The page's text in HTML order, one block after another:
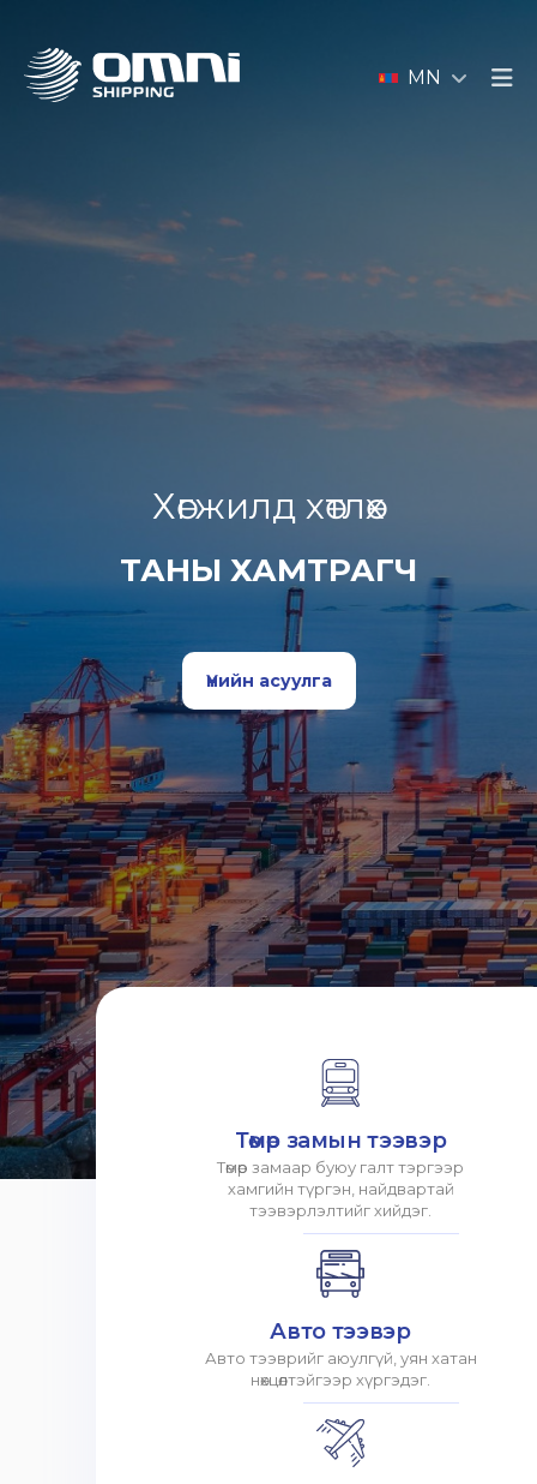
MN
Хөгжилд хөтлөх
ТАНЫ ХАМТРАГЧ
Үнийн асуулга
Төмөр замын тээвэр
Төмөр замаар буюу галт тэргээр
хамгийн түргэн, найдвартай
тээвэрлэлтийг хийдэг.
Авто тээвэр
Авто тээврийг аюулгүй, уян хатан
нөхцөлтэйгээр хүргэдэг.